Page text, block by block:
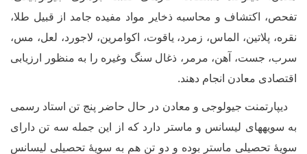
اکتشاف و محاسبه ذخایر مواد مفیده جامد از قبیل طلا،
پلاتین، الماس، زمرد، یاقوت، اکوامرین، لاجورد، لعل، مس،
جست، آهن، مرمر، ذغال سنگ وغیره را به منظور ارزیابی
معادن انجام دهند.
جیولوجی و معادن در حال حاضر پنج تن استاد رسمی
سویه­های لیسانس و ماستر دارد که از این جمله سه تن دارای
تحصیلی ماستر بوده و دو تن هم به سویۀ تحصیلی لیسانس